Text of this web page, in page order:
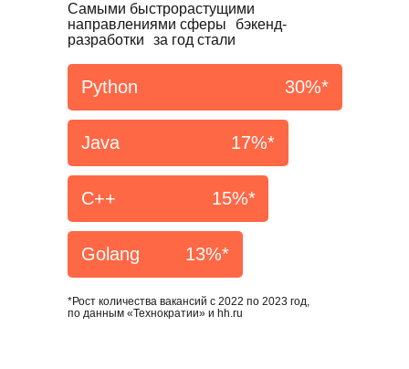
Самыми быстрорастущими
направлениями сферы бэкенд-
разработки за год стали
*Рост количества вакансий с 2022 по 2023 год,
по данным «Технократии» и hh.ru
Python 30%*
Java 17%*
С++ 15%*
Golang 13%*